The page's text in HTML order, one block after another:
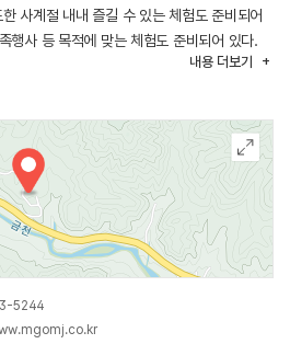
사계절 내내 즐길 수 있는 체험도 준비되어
행사 등 목적에 맞는 체험도 준비되어 있다.
내용 더보기
5244